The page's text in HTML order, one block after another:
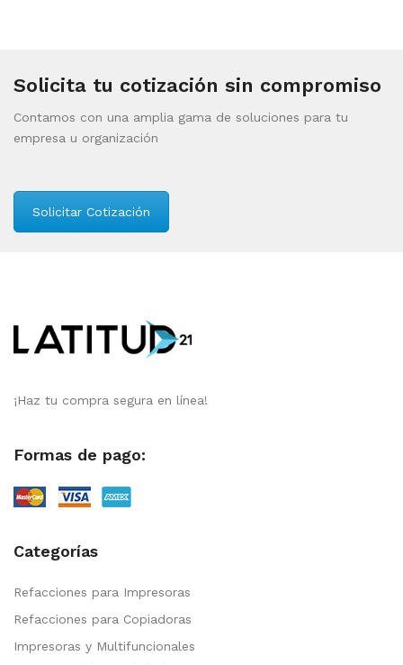
Solicita tu cotización sin compromiso
Contamos con una amplia gama de soluciones para tu
empresa u organización
Solicitar Cotización
¡Haz tu compra segura en línea!
Formas de pago:
Categorías
Refacciones para Impresoras
Refacciones para Copiadoras
Impresoras y Multifuncionales